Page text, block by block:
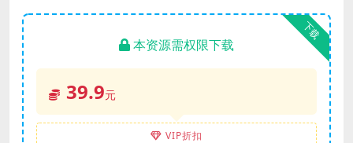
下载
本资源需权限下载
39.9元
VIP折扣